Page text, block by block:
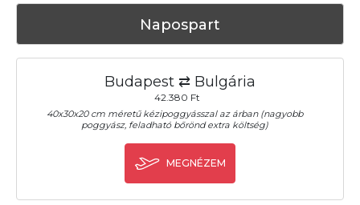
Napospart
Budapest ⇄ Bulgária
42.380 Ft
40x30x20 cm méretű kézipoggyásszal az árban (nagyobb
poggyász, feladható bőrönd extra költség)
MEGNÉZEM